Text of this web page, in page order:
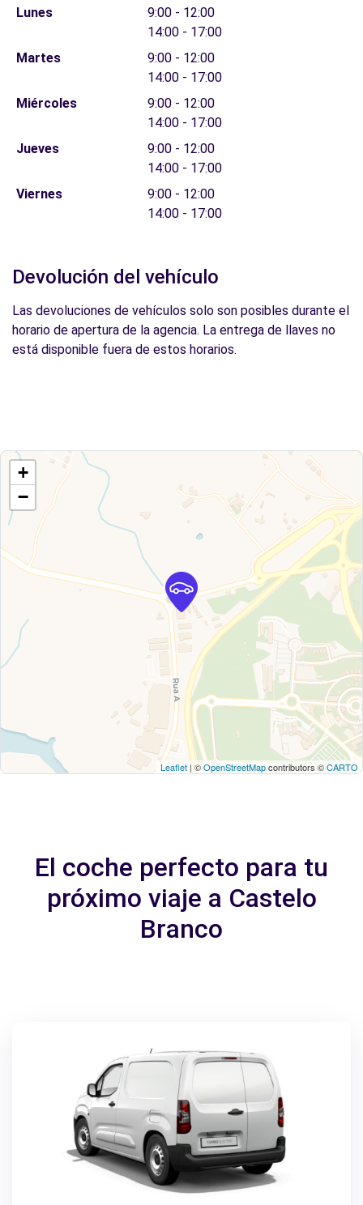
Lunes
9:00 - 12:00
14:00 - 17:00
Martes
9:00 - 12:00
14:00 - 17:00
Miércoles
9:00 - 12:00
14:00 - 17:00
Jueves
9:00 - 12:00
14:00 - 17:00
Viernes
9:00 - 12:00
14:00 - 17:00
Devolución del vehículo
Las devoluciones de vehículos solo son posibles durante el
horario de apertura de la agencia. La entrega de llaves no
está disponible fuera de estos horarios.
+
−
Leaflet | ©OpenStreetMapcontributors ©CARTO
El coche perfecto para tu
próximo viaje a Castelo
Branco